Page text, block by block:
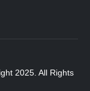
2025. All Rights